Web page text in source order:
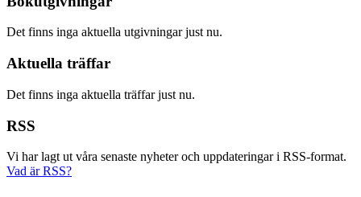
Det finns inga aktuella utgivningar just nu.
Aktuella träffar
Det finns inga aktuella träffar just nu.
RSS
Vi har lagt ut våra senaste nyheter och uppdateringar i RSS-format.
Vad är RSS?